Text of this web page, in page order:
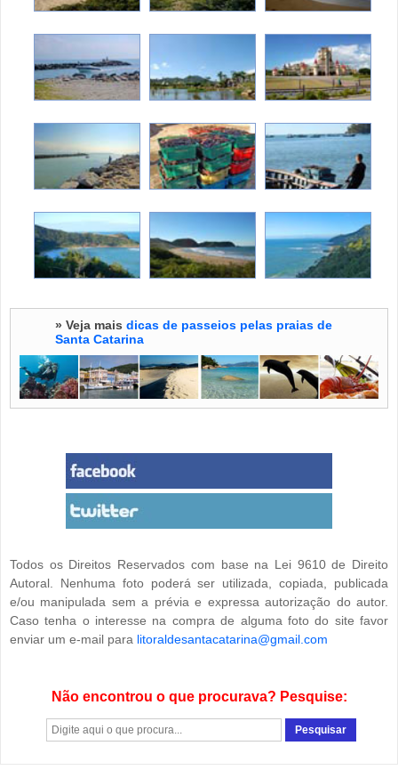
» Veja mais dicas de passeios pelas praias de
Santa Catarina
Todos os Direitos Reservados com base na Lei 9610 de Direito
Autoral. Nenhuma foto poderá ser utilizada, copiada, publicada
e/ou manipulada sem a prévia e expressa autorização do autor.
Caso tenha o interesse na compra de alguma foto do site favor
enviar um e-mail para litoraldesantacatarina@gmail.com
Não encontrou o que procurava? Pesquise: